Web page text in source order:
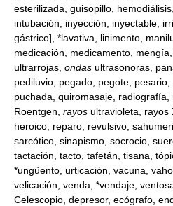
esterilizada, guisopillo,
intubación, inyección, inyectable,
gástrico], *lavativa, linimento,
medicación, medicamento,
ultrarrojas, ondas ultrasonoras,
pediluvio, pegado, pegote, pesario,
puchada, quiromasaje, radiografía,
Roentgen, rayos ultravioleta, rayos
heroico, reparo, revulsivo,
sarcótico, sinapismo, socrocio,
tactación, tacto, tafetán, tisana,
*ungüento, urticación, vacuna,
velicación, venda, *vendaje,
Celescopio, depresor, ecógrafo,